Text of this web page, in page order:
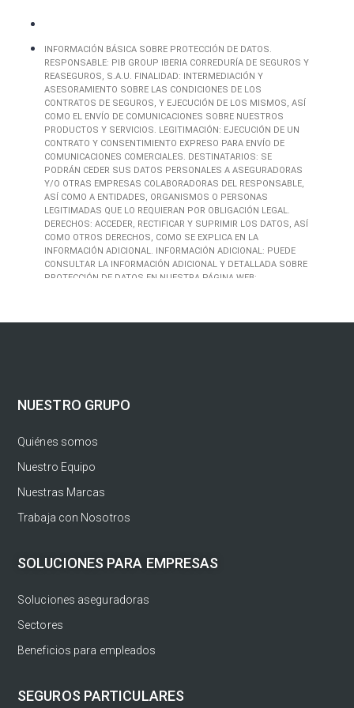
NUESTRO GRUPO
Quiénes somos
Nuestro Equipo
Nuestras Marcas
Trabaja con Nosotros
SOLUCIONES PARA EMPRESAS
Soluciones aseguradoras
Sectores
Beneficios para empleados
SEGUROS PARTICULARES